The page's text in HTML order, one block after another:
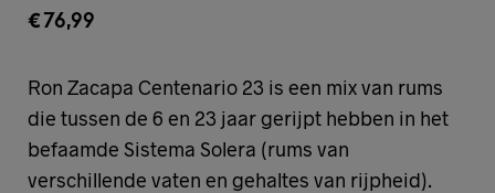
€76,99
Ron Zacapa Centenario 23 is een mix van rums
die tussen de 6 en 23 jaar gerijpt hebben in het
befaamde Sistema Solera (rums van
verschillende vaten en gehaltes van rijpheid).